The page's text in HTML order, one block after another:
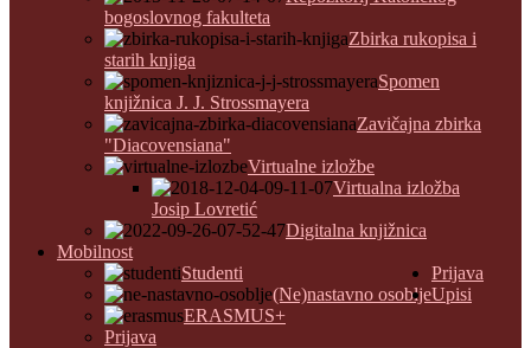
bogoslovnog fakulteta
Zbirka rukopisa i
starih knjiga
Spomen
knjižnica J. J. Strossmayera
Zavičajna zbirka
"Diacovensiana"
Virtualne izložbe
Virtualna izložba
Josip Lovretić
Digitalna knjižnica
Mobilnost
Studenti
(Ne)nastavno osoblje
ERASMUS+
Prijava
Prijava
Upisi